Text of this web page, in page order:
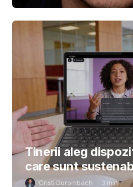
Tinerii aleg
care sunt
Cristi Dorombach 3 min